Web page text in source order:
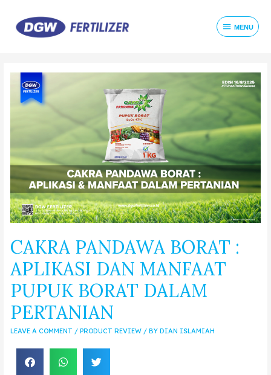
MENU
CAKRA PANDAWA BORAT :
APLIKASI DAN MANFAAT
PUPUK BORAT DALAM
PERTANIAN
LEAVE A COMMENT / PRODUCT REVIEW/ BY DIAN ISLAMIAH